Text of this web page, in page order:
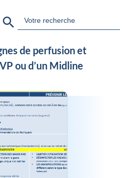
for:
de perfusion et
ou d’un Midline